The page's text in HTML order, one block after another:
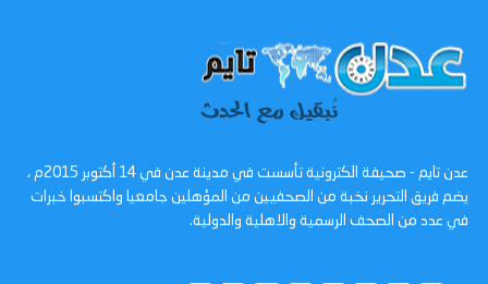
عدن تايم - صحيفة الكترونية تأسست في مدينة عدن في 14 أكتوبر 2015م ،
يضم فريق التحرير نخبة من الصحفيين من المؤهلين جامعيا واكتسبوا خبرات
في عدد من الصحف الرسمية والاهلية والدولية.